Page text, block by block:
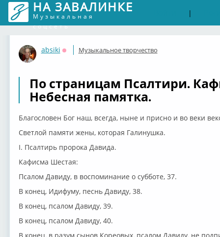
НА ЗАВАЛИНКЕ
Музыкальная
соцсеть
|
absiki
Оффлайн
Музыкальное творчество
По страницам Псалтири.
Небесная памятка.
Благословен Бог наш, всегда, ныне и присно и во веки
Светлой памяти жены, которая Галинушка.
I. Псалтирь пророка Давида.
Кафисма Шестая:
Псалом Давиду, в воспоминание о субботе, 37.
В конец, Идифуму, песнь Давиду, 38.
В конец, псалом Давиду, 39.
В конец, псалом Давиду, 40.